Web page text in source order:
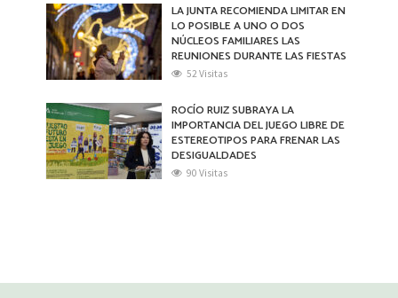
LA JUNTA RECOMIENDA LIMITAR EN
LO POSIBLE A UNO O DOS
NÚCLEOS FAMILIARES LAS
REUNIONES DURANTE LAS FIESTAS
52 Visitas
ROCÍO RUIZ SUBRAYA LA
IMPORTANCIA DEL JUEGO LIBRE DE
ESTEREOTIPOS PARA FRENAR LAS
DESIGUALDADES
90 Visitas